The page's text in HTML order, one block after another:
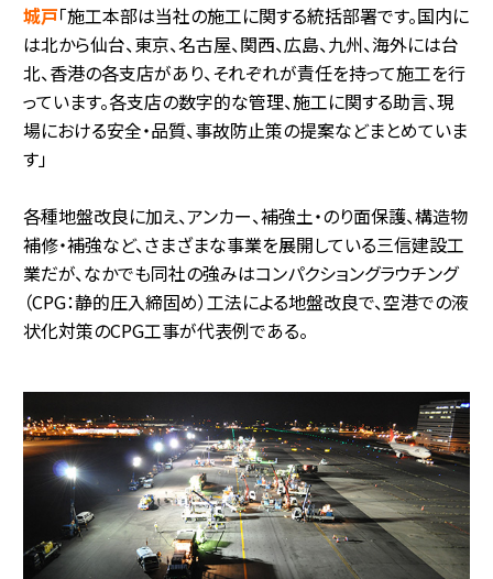
城戸「施工本部は当社の施工に関する統括部署です。国内に
は北から仙台、東京、名古屋、関西、広島、九州、海外には台
北、香港の各支店があり、それぞれが責任を持って施工を行
っています。各支店の数字的な管理、施工に関する助言、現
場における安全・品質、事故防止策の提案などまとめていま
す」
各種地盤改良に加え、アンカー、補強土・のり面保護、構造物
補修・補強など、さまざまな事業を展開している三信建設工
業だが、なかでも同社の強みはコンパクショングラウチング
（CPG：静的圧入締固め）工法による地盤改良で、空港での液
状化対策のCPG工事が代表例である。